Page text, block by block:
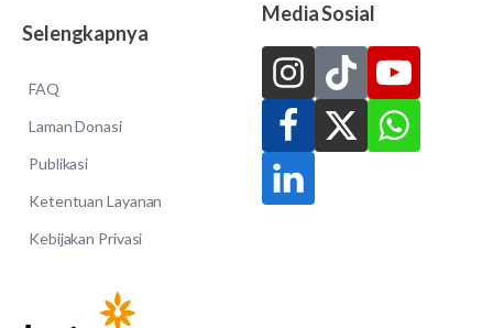
Selengkapnya
FAQ
Laman Donasi
Publikasi
Ketentuan Layanan
Kebijakan Privasi
Media Sosial